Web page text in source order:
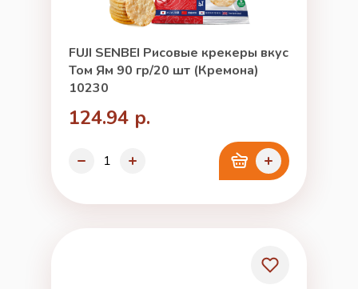
FUJI SENBEI Рисовые крекеры вкус
Том Ям 90 гр/20 шт (Кремона)
10230
124.94 р.